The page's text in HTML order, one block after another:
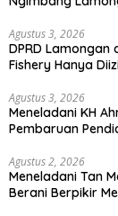
Agustus 3, 2026
DPRD Lamongan
Fishery Hanya
Agustus 3, 2026
Meneladani KH
Pembaruan
Agustus 2, 2026
Meneladani Tan
Berani Berpikir